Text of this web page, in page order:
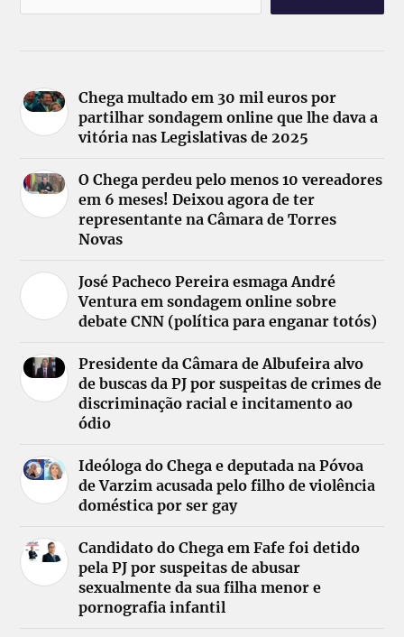
Chega multado em 30 mil euros por
partilhar sondagem online que lhe dava a
vitória nas Legislativas de 2025
O Chega perdeu pelo menos 10 vereadores
em 6 meses! Deixou agora de ter
representante na Câmara de Torres
Novas
José Pacheco Pereira esmaga André
Ventura em sondagem online sobre
debate CNN (política para enganar totós)
Presidente da Câmara de Albufeira alvo
de buscas da PJ por suspeitas de crimes de
discriminação racial e incitamento ao
ódio
Ideóloga do Chega e deputada na Póvoa
de Varzim acusada pelo filho de violência
doméstica por ser gay
Candidato do Chega em Fafe foi detido
pela PJ por suspeitas de abusar
sexualmente da sua filha menor e
pornografia infantil